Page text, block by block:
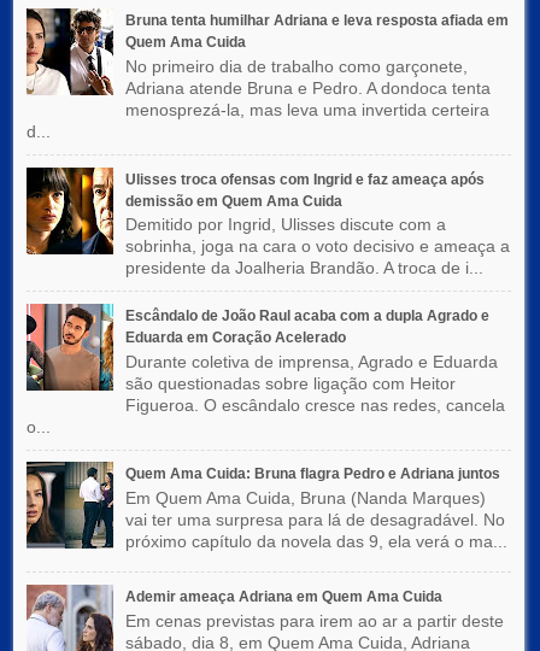
Bruna tenta humilhar Adriana e leva resposta afiada em
Quem Ama Cuida
No primeiro dia de trabalho como garçonete,
Adriana atende Bruna e Pedro. A dondoca tenta
menosprezá-la, mas leva uma invertida certeira
d...
Ulisses troca ofensas com Ingrid e faz ameaça após
demissão em Quem Ama Cuida
Demitido por Ingrid, Ulisses discute com a
sobrinha, joga na cara o voto decisivo e ameaça a
presidente da Joalheria Brandão. A troca de i...
Escândalo de João Raul acaba com a dupla Agrado e
Eduarda em Coração Acelerado
Durante coletiva de imprensa, Agrado e Eduarda
são questionadas sobre ligação com Heitor
Figueroa. O escândalo cresce nas redes, cancela
o...
Quem Ama Cuida: Bruna flagra Pedro e Adriana juntos
Em Quem Ama Cuida, Bruna (Nanda Marques)
vai ter uma surpresa para lá de desagradável. No
próximo capítulo da novela das 9, ela verá o ma...
Ademir ameaça Adriana em Quem Ama Cuida
Em cenas previstas para irem ao ar a partir deste
sábado, dia 8, em Quem Ama Cuida, Adriana